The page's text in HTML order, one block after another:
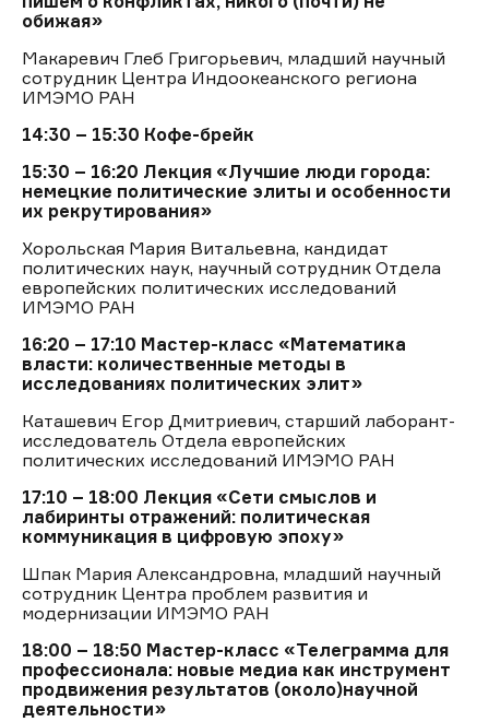
обижая»
Макаревич Глеб Григорьевич, младший научный
сотрудник Центра Индоокеанского региона
ИМЭМО РАН
14:30 – 15:30 Кофе-брейк
15:30 – 16:20 Лекция «Лучшие люди города:
немецкие политические элиты и особенности
их рекрутирования»
Хорольская Мария Витальевна, кандидат
политических наук, научный сотрудник Отдела
европейских политических исследований
ИМЭМО РАН
16:20 – 17:10 Мастер-класс «Математика
власти: количественные методы в
исследованиях политических элит»
Каташевич Егор Дмитриевич, старший лаборант-
исследователь Отдела европейских
политических исследований ИМЭМО РАН
17:10 – 18:00 Лекция «Сети смыслов и
лабиринты отражений: политическая
коммуникация в цифровую эпоху»
Шпак Мария Александровна, младший научный
сотрудник Центра проблем развития и
модернизации ИМЭМО РАН
18:00 – 18:50 Мастер-класс «Телеграмма для
профессионала: новые медиа как инструмент
продвижения результатов (около)научной
деятельности»